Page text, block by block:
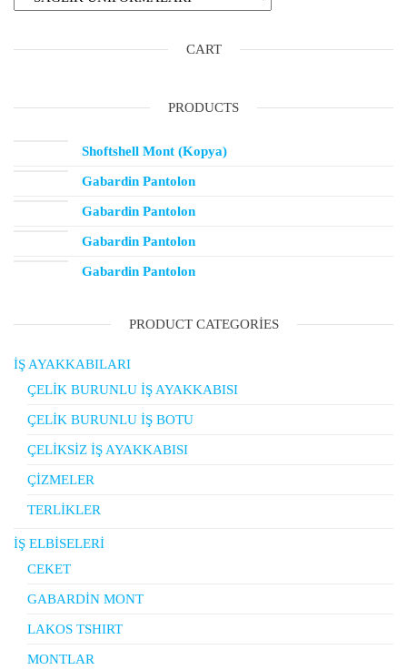
CART
PRODUCTS
Shoftshell Mont (Kopya)
Gabardin Pantolon
Gabardin Pantolon
Gabardin Pantolon
Gabardin Pantolon
PRODUCT CATEGORIES
İŞ AYAKKABILARI
ÇELİK BURUNLU İŞ AYAKKABISI
ÇELİK BURUNLU İŞ BOTU
ÇELİKSİZ İŞ AYAKKABISI
ÇİZMELER
TERLİKLER
İŞ ELBİSELERİ
CEKET
GABARDİN MONT
LAKOS TSHIRT
MONTLAR